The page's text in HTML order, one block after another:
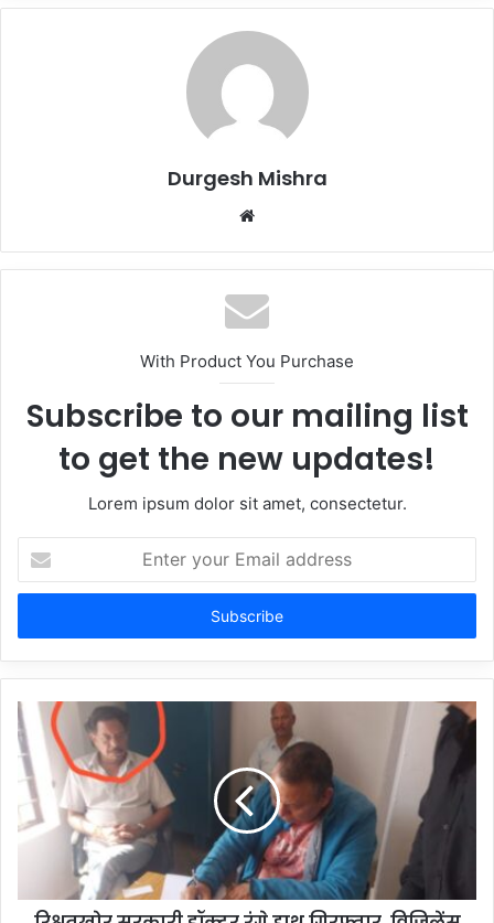
Durgesh Mishra
Website
With Product You Purchase
Subscribe to our mailing list
to get the new updates!
Lorem ipsum dolor sit amet, consectetur.
your
Email